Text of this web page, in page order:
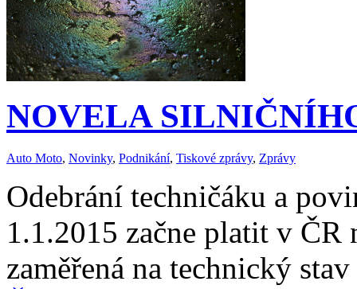
NOVELA
Auto Moto, Novinky, Podnikání, Tiskové zprávy, Zprávy
Odebrání techničáku a
1.1.2015 začne platit v
zaměřená na technický